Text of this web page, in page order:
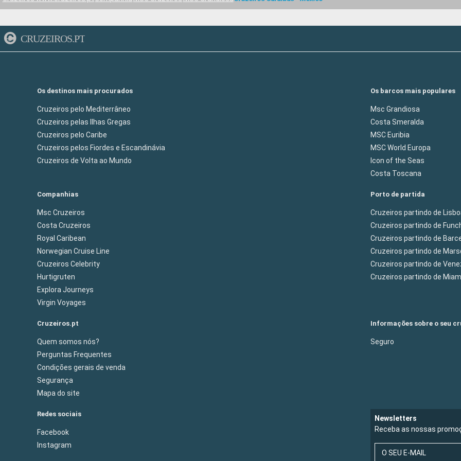
CRUZEIROS.PT
Os destinos mais procurados
Cruzeiros pelo Mediterrâneo
Cruzeiros pelas Ilhas Gregas
Cruzeiros pelo Caribe
Cruzeiros pelos Fiordes e Escandinávia
Cruzeiros de Volta ao Mundo
Os barcos mais populares
Msc Grandiosa
Costa Smeralda
MSC Euribia
MSC World Europa
Icon of the Seas
Costa Toscana
Companhias
Msc Cruzeiros
Costa Cruzeiros
Royal Caribean
Norwegian Cruise Line
Cruzeiros Celebrity
Hurtigruten
Explora Journeys
Virgin Voyages
Porto de partida
Cruzeiros partindo de
Cruzeiros partindo de
Cruzeiros partindo de
Cruzeiros partindo de
Cruzeiros partindo de
Cruzeiros partindo de Miam
Cruzeiros.pt
Quem somos nós?
Perguntas Frequentes
Condições gerais de venda
Segurança
Mapa do site
Informações sobre o seu
Seguro
Redes sociais
Facebook
Instagram
Newsletters
Receba as nossas
O SEU E-MAIL